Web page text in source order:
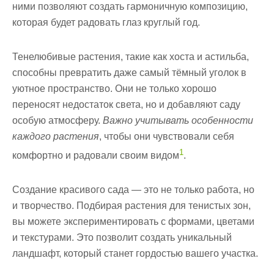
ними позволяют создать гармоничную композицию,
которая будет радовать глаз круглый год.
Тенелюбивые растения, такие как хоста и астильба,
способны превратить даже самый тёмный уголок в
уютное пространство. Они не только хорошо
переносят недостаток света, но и добавляют саду
особую атмосферу. Важно учитывать особенности
каждого растения, чтобы они чувствовали себя
комфортно и радовали своим видом1.
Создание красивого сада — это не только работа, но
и творчество. Подбирая растения для тенистых зон,
вы можете экспериментировать с формами, цветами
и текстурами. Это позволит создать уникальный
ландшафт, который станет гордостью вашего участка.